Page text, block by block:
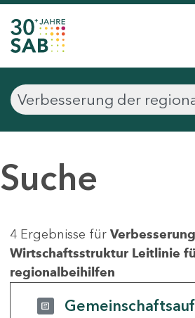
Suche
4 Ergebnisse für
Wirtschaftsstruktur Leitlinie
regionalbeihilfen